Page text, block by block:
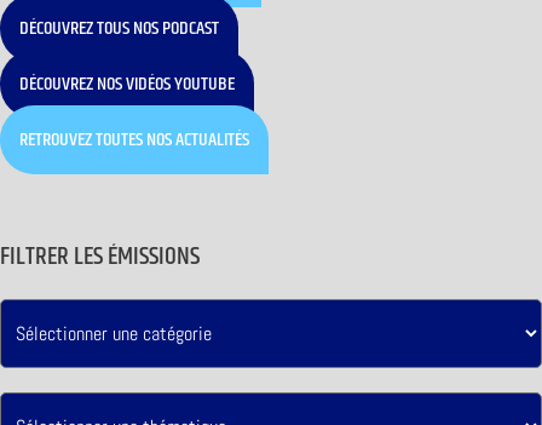
DÉCOUVREZ TOUS NOS PODCAST
DÉCOUVREZ NOS VIDÉOS YOUTUBE
RETROUVEZ TOUTES NOS ACTUALITÉS
FILTRER LES ÉMISSIONS